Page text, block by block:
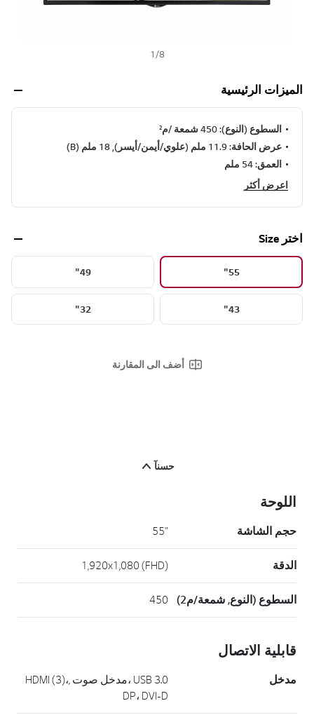
1 /8
الميزات الرئيسية
السطوع (النوع): 450 شمعة /م²
عرض الحافة: 11.9 ملم (علوي/أيمن/أيسر), 18 ملم (B)
العمق: 54 ملم
اعرض أكثر
اختر Size
55"
49"
43"
32"
أضف الى المقارنة
حسنآ
اللوحة
حجم الشاشة "55
الدقة 1,920x1,080 (FHD)
السطوع (النوع, شمعة/م2) 450
قابلية الاتصال
مدخل
USB 3.0 ،مدخل صوت ,HDMI (3)،
DP، DVI-D